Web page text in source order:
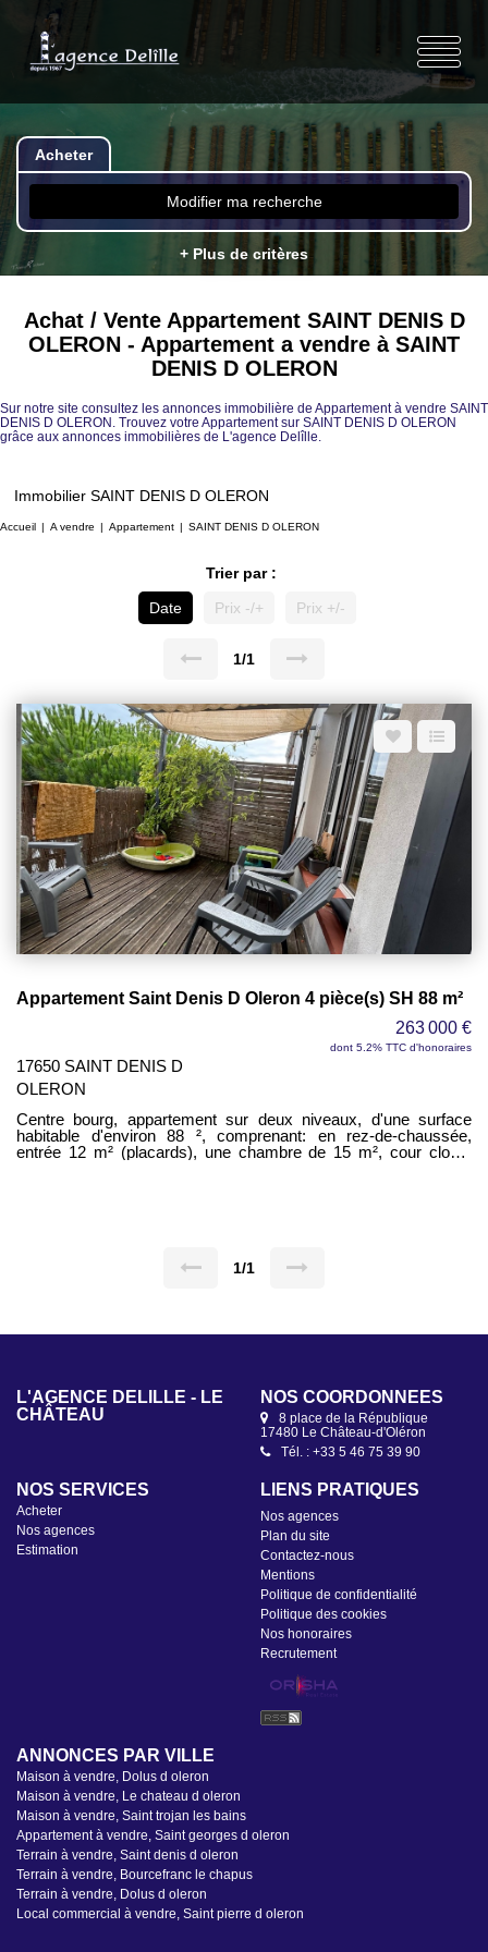
Acheter
Modifier ma recherche
+ Plus de critères
Achat / Vente Appartement SAINT DENIS D
OLERON - Appartement a vendre à SAINT
DENIS D OLERON
Sur notre site consultez les annonces immobilière de Appartement à vendre SAINT
DENIS D OLERON. Trouvez votre Appartement sur SAINT DENIS D OLERON
grâce aux annonces immobilières de L'agence Delîlle.
Immobilier SAINT DENIS D OLERON
Accueil A vendre Appartement SAINT DENIS D OLERON
Trier par :
Date
Prix -/+ Prix +/-
1/1
Appartement Saint Denis D Oleron 4 pièce(s) SH 88 m²
263 000 €
dont 5.2% TTC d'honoraires
17650 SAINT DENIS D
OLERON
Centre bourg, appartement sur deux niveaux, d'une surface
habitable d'environ 88 ², comprenant: en rez-de-chaussée,
entrée 12 m² (placards), une chambre de 15 m², cour close.
1/1
L'AGENCE DELÎLLE - LE
CHÂTEAU
NOS COORDONNÉES
8 place de la République
17480 Le Château-d'Oléron
Tél. : +33 5 46 75 39 90
NOS SERVICES
Acheter
Nos agences
Estimation
LIENS PRATIQUES
Nos agences
Plan du site
Contactez-nous
Mentions
Politique de confidentialité
Politique des cookies
Nos honoraires
Recrutement
ANNONCES PAR VILLE
Maison à vendre, Dolus d oleron
Maison à vendre, Le chateau d oleron
Maison à vendre, Saint trojan les bains
Appartement à vendre, Saint georges d oleron
Terrain à vendre, Saint denis d oleron
Terrain à vendre, Bourcefranc le chapus
Terrain à vendre, Dolus d oleron
Local commercial à vendre, Saint pierre d oleron